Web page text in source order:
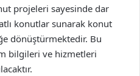
projeleri sayesinde dar
konutlar sunarak konut
dönüştürmektedir. Bu
bilgileri ve hizmetleri